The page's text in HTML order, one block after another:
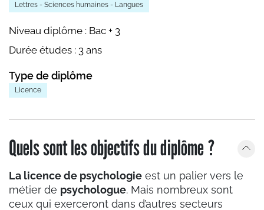
Lettres - Sciences humaines - Langues
Niveau diplôme : Bac + 3
Durée études : 3 ans
Type de diplôme
Licence
Quels sont les objectifs du diplôme ?
La licence de psychologie est un palier vers le
métier de psychologue. Mais nombreux sont
ceux qui exerceront dans d’autres secteurs